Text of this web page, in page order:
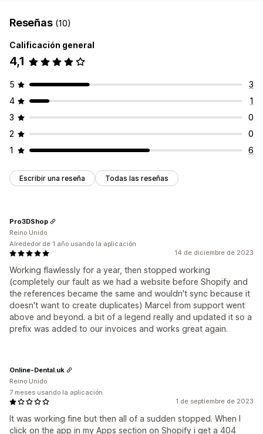
Reseñas (10)
Calificación general
4,1
5
3
4
1
3
0
2
0
1
6
Escribir una reseña Todas las reseñas
14 de diciembre de 2023
Working flawlessly for a year, then stopped working
(completely our fault as we had a website before Shopify and
the references became the same and wouldn't sync because it
doesn't want to create duplicates) Marcel from support went
above and beyond. a bit of a legend really and updated it so a
prefix was added to our invoices and works great again.
Pro3DShop
Reino Unido
Alrededor de 1 año usando la aplicación
1 de septiembre de 2023
It was working fine but then all of a sudden stopped. When I
click on the app in my Apps section on Shopify i get a 404
Online-Dental.uk
Reino Unido
7 meses usando la aplicación